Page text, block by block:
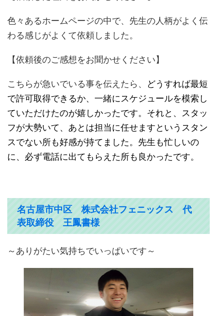
色々あるホームページの中で、先生の人柄がよく伝
わる感じがよくて依頼しました。
【依頼後のご感想をお聞かせください】
こちらが急いでいる事を伝えたら、 どうすれば最短
で許可取得できるか、一緒にスケジュールを模索し
ていただけたのが嬉しかったです。それと、スタッ
フが大勢いて、あとは担当に任せますというスタン
スでない所も好感が持てました。先生も忙しいの
に、必ず電話に出てもらえた所も良かったです。
名古屋市中区 株式会社フェニックス 代
表取締役 王鳳書様
～ありがたい気持ちでいっぱいです～